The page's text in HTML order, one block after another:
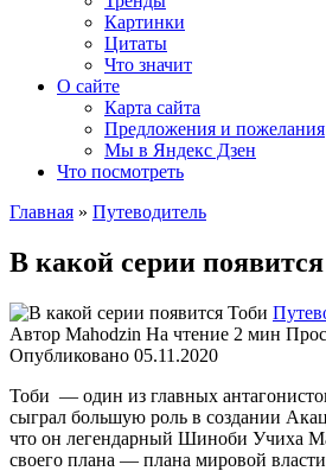
Картинки
Цитаты
Что значит
О сайте
Карта сайта
Предложения и пожелания
Мы в Яндекс Дзен
Что посмотреть
Главная » Путеводитель
В какой серии
Автор Mahodzin На чтение 2 мин
Опубликовано 05.11.2020
Тоби — один из главных
сыграл большую роль в создании
что он легендарный Шиноби Учиха
своего плана — плана мировой